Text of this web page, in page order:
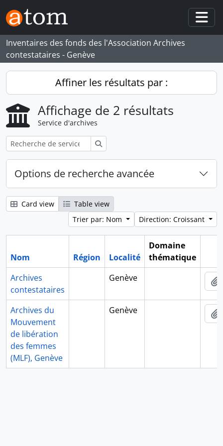
Skip to main content
Inventaires des fonds des l'Association Archives
contestataires - Genève
Affiner les résultats par :
Affichage de 2 résultats
Service d'archives
Options de recherche avancée
Card view
Table view
Trier par: Nom
Direction: Croissant
Nom Région Localité
Domaine
thématique
Archives
contestataires
Genève
Archives du
Mouvement
de libération
des femmes
(MLF), Genève
Genève